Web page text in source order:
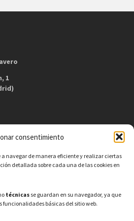
consentimiento
navegar de manera eficiente y realizar ciertas
detallada sobre cada una de las cookies en
técnicas se guardan en su navegador, ya que
funcionalidades básicas del sitio web.
1